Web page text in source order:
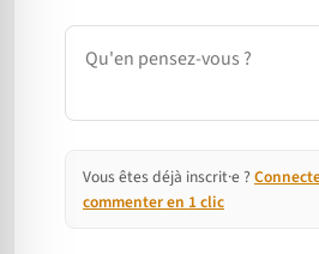
Commentaire
Vous êtes déjà inscrit·e ?
commenter en 1 clic